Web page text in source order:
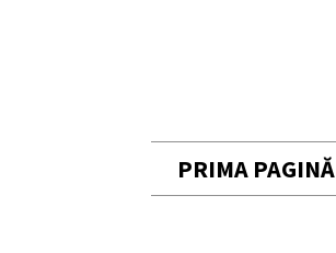
PRIMA PAGINĂ